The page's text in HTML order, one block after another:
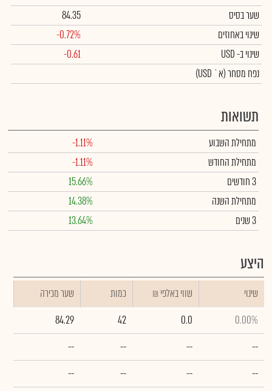
שער בסיס
84.35
שינוי באחוזים
-0.72%
שינויב- USD
-0.61
נפח מסחר(א` USD)
תשואות
מתחילת השבוע
-1.11%
מתחילת החודש
-1.11%
3 חודשים
15.66%
מתחילת השנה
14.38%
3 שנים
13.64%
היצע
שינוי ₪ שווי באלפי כמות
שער מכירה
0.00%
0.0
42
84.29
--
--
--
--
--
--
--
--